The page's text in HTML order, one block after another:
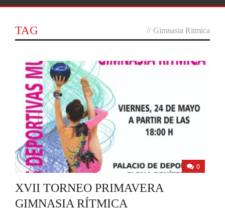
TAG // Gimnasia Ritmica
0
XVII TORNEO PRIMAVERA
GIMNASIA RÍTMICA